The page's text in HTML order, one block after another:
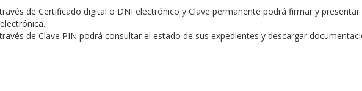
de Certificado digital o DNI electrónico y Clave permanente podrá firmar y
de Clave PIN podrá consultar el estado de sus expedientes y descargar